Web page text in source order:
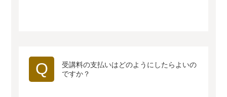
Q
受講料の支払いはどのようにしたらよいの
ですか？